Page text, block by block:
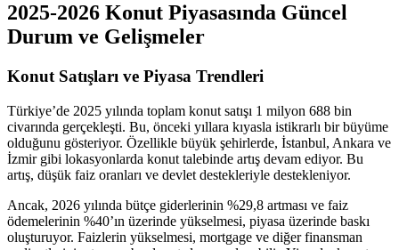
2025-2026 Konut Piyasasında Güncel
Durum ve Gelişmeler
Konut Satışları ve Piyasa Trendleri
Türkiye’de 2025 yılında toplam konut satışı 1 milyon 688 bin
civarında gerçekleşti. Bu, önceki yıllara kıyasla istikrarlı bir büyüme
olduğunu gösteriyor. Özellikle büyük şehirlerde, İstanbul, Ankara ve
İzmir gibi lokasyonlarda konut talebinde artış devam ediyor. Bu
artış, düşük faiz oranları ve devlet destekleriyle destekleniyor.
Ancak, 2026 yılında bütçe giderlerinin %29,8 artması ve faiz
ödemelerinin %40’ın üzerinde yükselmesi, piyasa üzerinde baskı
oluşturuyor. Faizlerin yükselmesi, mortgage ve diğer finansman